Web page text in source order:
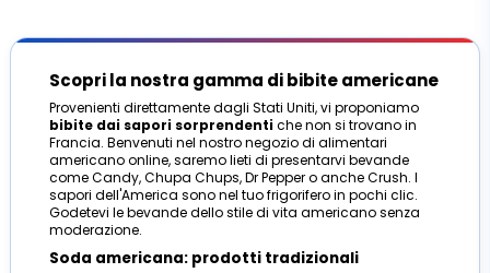
Scopri la nostra gamma di bibite americane
Provenienti direttamente dagli Stati Uniti, vi proponiamo
bibite dai sapori sorprendentiche non si trovano in
Francia. Benvenuti nel nostro negozio di alimentari
americano online, saremo lieti di presentarvi bevande
come Candy, Chupa Chups, Dr Pepper o anche Crush. I
sapori dell'America sono nel tuo frigorifero in pochi clic.
Godetevi le bevande dello stile di vita americano senza
moderazione.
Soda americana: prodotti tradizionali